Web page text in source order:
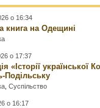
о 16:34
книга на Одещині
о 17:37
«Історії української
Подільську
,Суспільство
о 16:17